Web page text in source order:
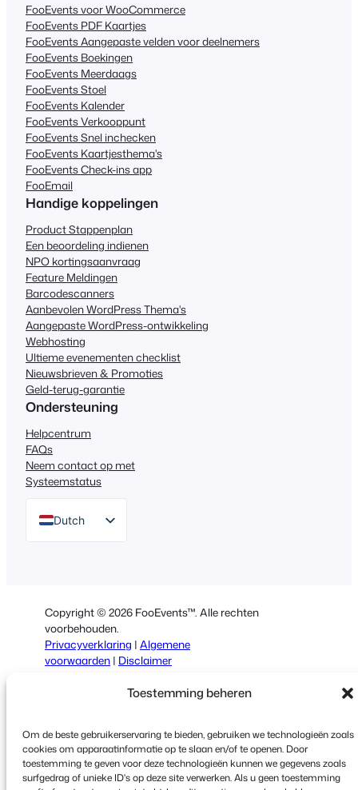
Toestemming beheren
Om de beste gebruikerservaring te bieden, gebruiken we technologieën zoals
cookies om apparaatinformatie op te slaan en/of te openen. Door
toestemming te geven voor deze technologieën kunnen we gegevens zoals
surfgedrag of unieke ID's op deze site verwerken. Als u geen toestemming
FooEvents voor WooCommerce
FooEvents PDF Kaartjes
FooEvents Aangepaste velden voor deelnemers
FooEvents Boekingen
FooEvents Meerdaags
FooEvents Stoel
FooEvents Kalender
FooEvents Verkooppunt
FooEvents Snel inchecken
FooEvents Kaartjesthema's
FooEvents Check-ins app
FooEmail
Handige koppelingen
Product Stappenplan
Een beoordeling indienen
NPO kortingsaanvraag
Feature Meldingen
Barcodescanners
Aanbevolen WordPress Thema's
Aangepaste WordPress-ontwikkeling
Webhosting
Ultieme evenementen checklist
Nieuwsbrieven & Promoties
Geld-terug-garantie
Ondersteuning
Helpcentrum
FAQs
Neem contact op met
Systeemstatus
Dutch
Italian
Portuguese
Greek
Copyright © 2026 FooEvents™. Alle rechten
voorbehouden.
Privacyverklaring | Algemene
voorwaarden | Disclaimer